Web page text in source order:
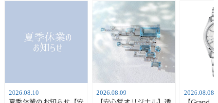
2026.08.10 2026.08.09 2026.08.08